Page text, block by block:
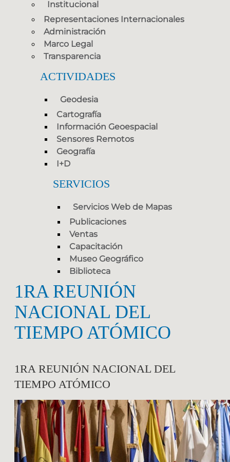
Institucional
Representaciones Internacionales
Administración
Marco Legal
Transparencia
ACTIVIDADES
Geodesia
Cartografía
Información Geoespacial
Sensores Remotos
Geografía
I+D
SERVICIOS
Servicios Web de Mapas
Publicaciones
Ventas
Capacitación
Museo Geográfico
Biblioteca
1RA REUNIÓN
NACIONAL DEL
TIEMPO ATÓMICO
1RA REUNIÓN NACIONAL DEL
TIEMPO ATÓMICO